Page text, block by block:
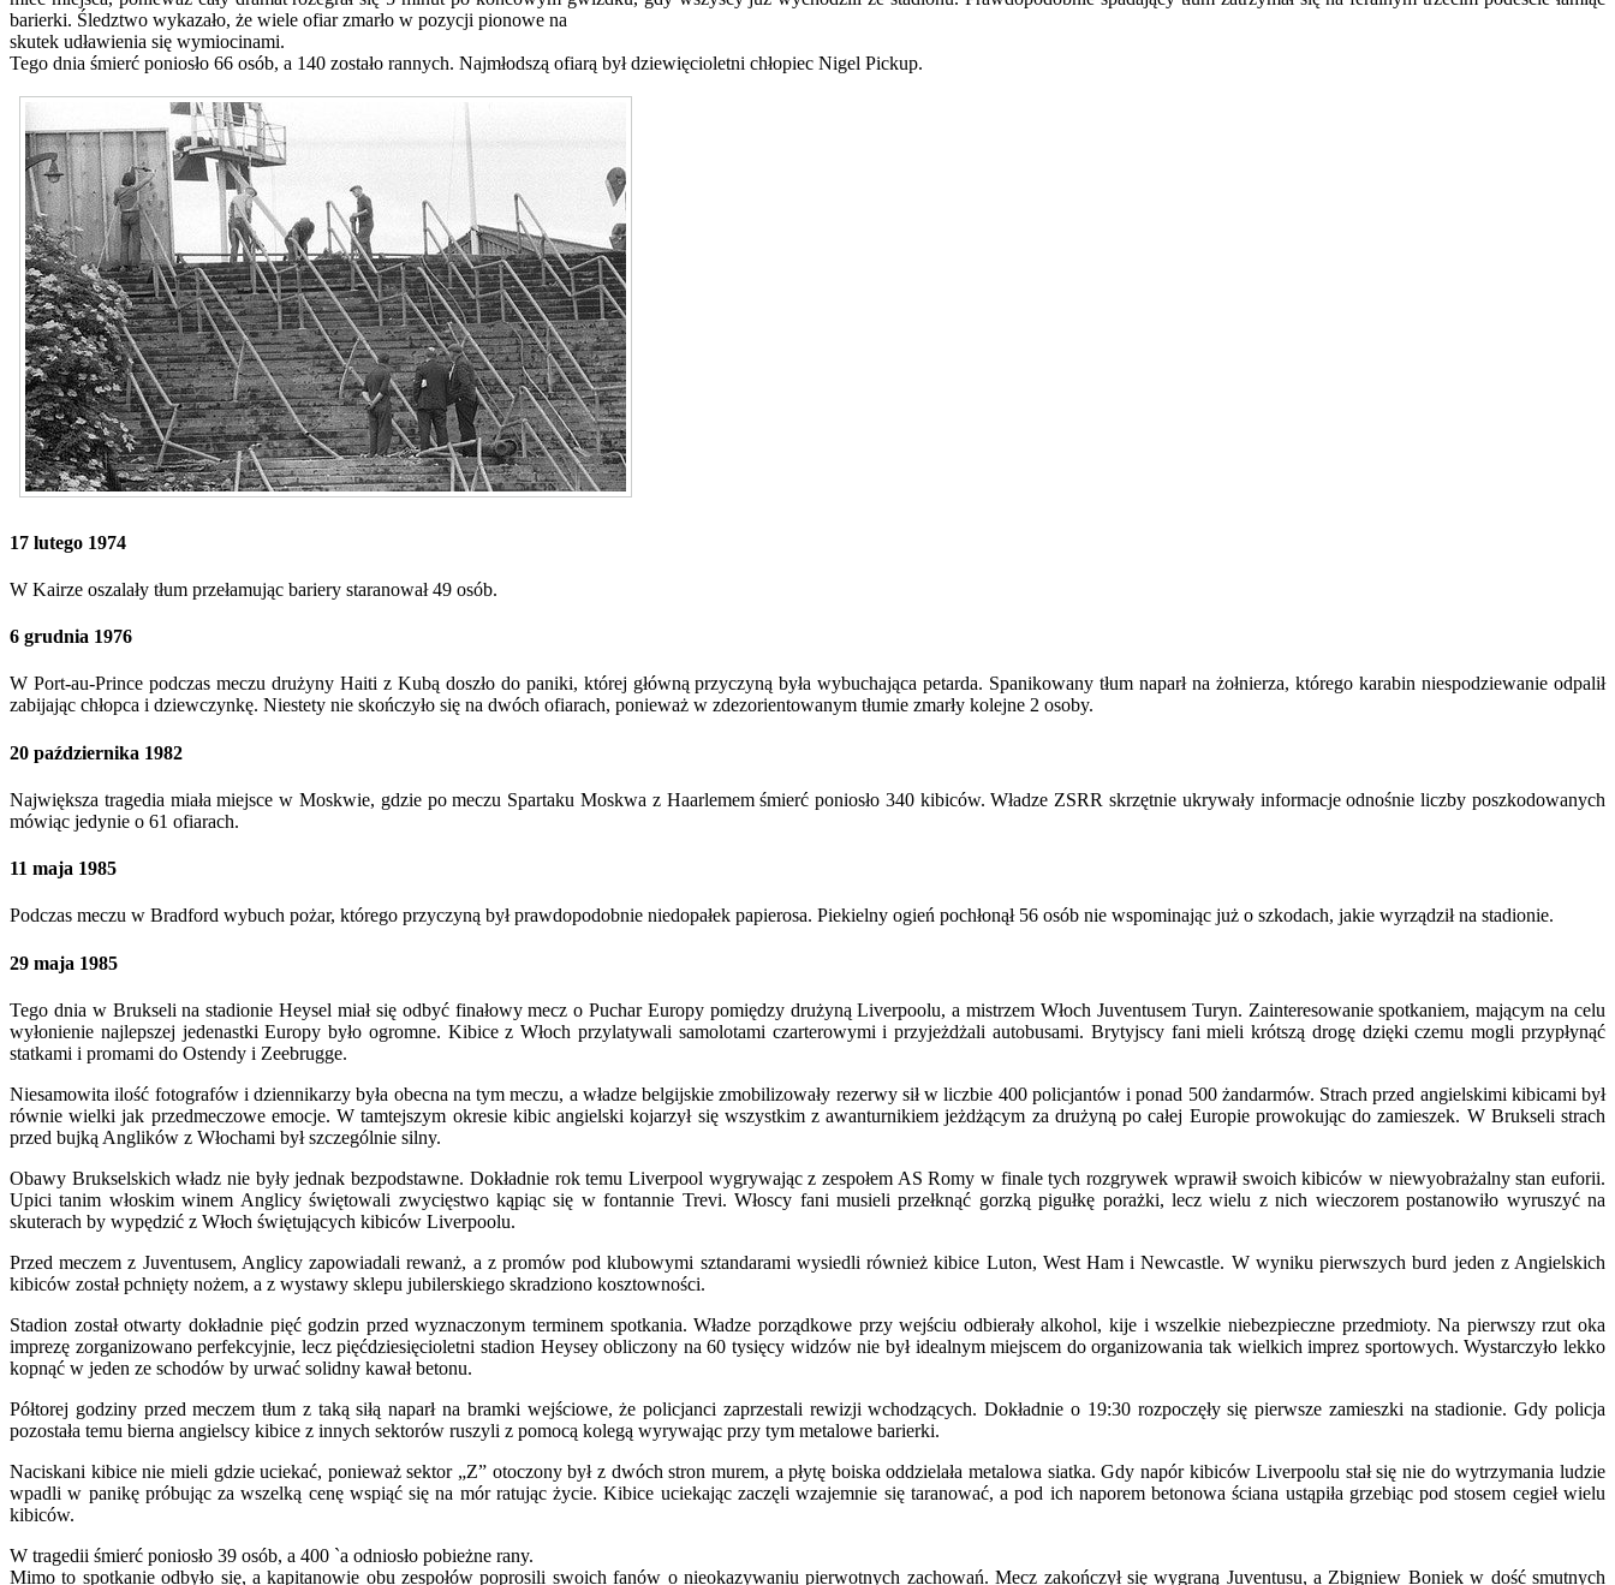
barierki. Śledztwo wykazało, że wiele ofiar zmarło w pozycji pionowe na
skutek udławienia się wymiocinami.
Tego dnia śmierć poniosło 66 osób, a 140 zostało rannych. Najmłodszą ofiarą był dziewięcioletni chłopiec Nigel Pickup.
17 lutego 1974
W Kairze oszalały tłum przełamując bariery staranował 49 osób.
6 grudnia 1976
W Port-au-Prince podczas meczu drużyny Haiti z Kubą doszło do paniki, której główną przyczyną była wybuchająca petarda. Spanikowany tłum naparł na żołnierza, którego karabin niespodziewanie odpalił
zabijając chłopca i dziewczynkę. Niestety nie skończyło się na dwóch ofiarach, ponieważ w zdezorientowanym tłumie zmarły kolejne 2 osoby.
20 października 1982
Największa tragedia miała miejsce w Moskwie, gdzie po meczu Spartaku Moskwa z Haarlemem śmierć poniosło 340 kibiców. Władze ZSRR skrzętnie ukrywały informacje odnośnie liczby poszkodowanych
mówiąc jedynie o 61 ofiarach.
11 maja 1985
Podczas meczu w Bradford wybuch pożar, którego przyczyną był prawdopodobnie niedopałek papierosa. Piekielny ogień pochłonął 56 osób nie wspominając już o szkodach, jakie wyrządził na stadionie.
29 maja 1985
Tego dnia w Brukseli na stadionie Heysel miał się odbyć finałowy mecz o Puchar Europy pomiędzy drużyną Liverpoolu, a mistrzem Włoch Juventusem Turyn. Zainteresowanie spotkaniem, mającym na celu
wyłonienie najlepszej jedenastki Europy było ogromne. Kibice z Włoch przylatywali samolotami czarterowymi i przyjeżdżali autobusami. Brytyjscy fani mieli krótszą drogę dzięki czemu mogli przypłynąć
statkami i promami do Ostendy i Zeebrugge.
Niesamowita ilość fotografów i dziennikarzy była obecna na tym meczu, a władze belgijskie zmobilizowały rezerwy sił w liczbie 400 policjantów i ponad 500 żandarmów. Strach przed angielskimi kibicami był
równie wielki jak przedmeczowe emocje. W tamtejszym okresie kibic angielski kojarzył się wszystkim z awanturnikiem jeżdżącym za drużyną po całej Europie prowokując do zamieszek. W Brukseli strach
przed bujką Anglików z Włochami był szczególnie silny.
Obawy Brukselskich władz nie były jednak bezpodstawne. Dokładnie rok temu Liverpool wygrywając z zespołem AS Romy w finale tych rozgrywek wprawił swoich kibiców w niewyobrażalny stan euforii.
Upici tanim włoskim winem Anglicy świętowali zwycięstwo kąpiąc się w fontannie Trevi. Włoscy fani musieli przełknąć gorzką pigułkę porażki, lecz wielu z nich wieczorem postanowiło wyruszyć na
skuterach by wypędzić z Włoch świętujących kibiców Liverpoolu.
Przed meczem z Juventusem, Anglicy zapowiadali rewanż, a z promów pod klubowymi sztandarami wysiedli również kibice Luton, West Ham i Newcastle. W wyniku pierwszych burd jeden z Angielskich
kibiców został pchnięty nożem, a z wystawy sklepu jubilerskiego skradziono kosztowności.
Stadion został otwarty dokładnie pięć godzin przed wyznaczonym terminem spotkania. Władze porządkowe przy wejściu odbierały alkohol, kije i wszelkie niebezpieczne przedmioty. Na pierwszy rzut oka
imprezę zorganizowano perfekcyjnie, lecz pięćdziesięcioletni stadion Heysey obliczony na 60 tysięcy widzów nie był idealnym miejscem do organizowania tak wielkich imprez sportowych. Wystarczyło lekko
kopnąć w jeden ze schodów by urwać solidny kawał betonu.
Półtorej godziny przed meczem tłum z taką siłą naparł na bramki wejściowe, że policjanci zaprzestali rewizji wchodzących. Dokładnie o 19:30 rozpoczęły się pierwsze zamieszki na stadionie. Gdy policja
pozostała temu bierna angielscy kibice z innych sektorów ruszyli z pomocą kolegą wyrywając przy tym metalowe barierki.
Naciskani kibice nie mieli gdzie uciekać, ponieważ sektor „Z” otoczony był z dwóch stron murem, a płytę boiska oddzielała metalowa siatka. Gdy napór kibiców Liverpoolu stał się nie do wytrzymania ludzie
wpadli w panikę próbując za wszelką cenę wspiąć się na mór ratując życie. Kibice uciekając zaczęli wzajemnie się taranować, a pod ich naporem betonowa ściana ustąpiła grzebiąc pod stosem cegieł wielu
kibiców.
W tragedii śmierć poniosło 39 osób, a 400 `a odniosło pobieżne rany.
Mimo to spotkanie odbyło się, a kapitanowie obu zespołów poprosili swoich fanów o nieokazywaniu pierwotnych zachowań. Mecz zakończył się wygraną Juventusu, a Zbigniew Boniek w dość smutnych